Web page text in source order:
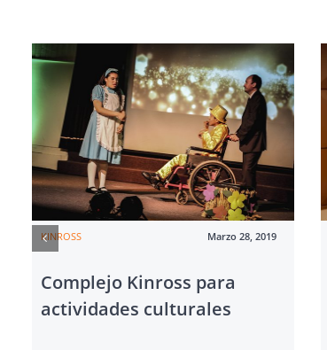
KINROSS Marzo 28, 2019
Complejo Kinross para
actividades culturales